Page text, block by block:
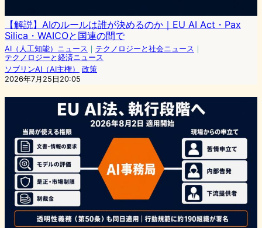
【解説】AIのルールは誰が決めるのか｜EU AI Act・Pax
Silica・WAICOと国連の間で
AI（人工知能）ニュース ｜ テクノロジーと社会ニュース ｜
テクノロジーと経済ニュース
ソブリンAI（AI主権）
政策
2026年7月25日20:05